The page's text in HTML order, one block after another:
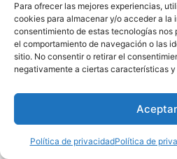
Para ofrecer las mejores experiencias,
cookies para almacenar y/o acceder a la
consentimiento de estas tecnologías nos
el comportamiento de navegación o las
sitio. No consentir o retirar el
negativamente a ciertas características
Aceptar
Política de privacidadPolítica de
inauguración de SuperKarts,
ancho dentro de 5,000 metros
vehículos eléctricos de última
de Italia, te harán vivir una
de velocidad y emoción.